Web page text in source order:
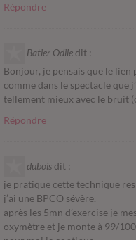
Répondre
Batier Odile dit :
Bonjour, je pensais que le lien
comme dans le spectacle que
tellement mieux avec le bruit
Répondre
dubois dit :
je pratique cette technique
j’ai une BPCO sévère.
après les 5mn d’exercise je
oxymètre et je monte à 99/100